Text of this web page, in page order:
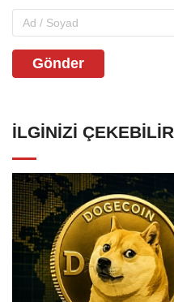
Gönder
İLGINIZI ÇEKEBILIR